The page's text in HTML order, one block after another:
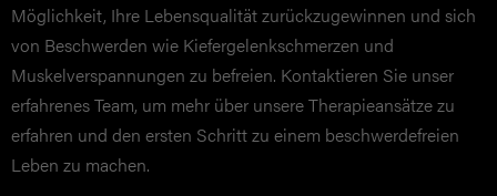
Möglichkeit, Ihre Lebensqualität zurückzugewinnen und sich
von Beschwerden wie Kiefergelenkschmerzen und
Muskelverspannungen zu befreien. Kontaktieren Sie unser
erfahrenes Team, um mehr über unsere Therapieansätze zu
erfahren und den ersten Schritt zu einem beschwerdefreien
Leben zu machen.